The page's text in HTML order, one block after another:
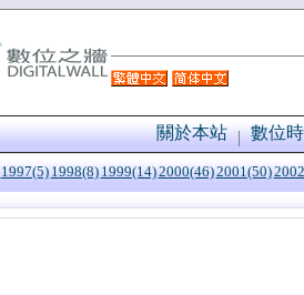
關於本站 數位
1997(5) 1998(8) 1999(14)2000(46)2001(50)